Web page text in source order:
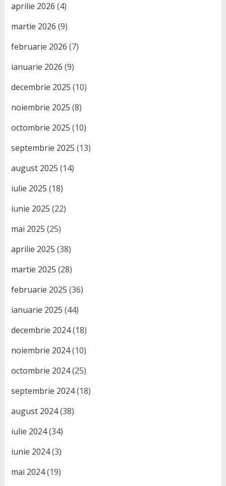
aprilie 2026 (4)
martie 2026 (9)
februarie 2026 (7)
ianuarie 2026 (9)
decembrie 2025 (10)
noiembrie 2025 (8)
octombrie 2025 (10)
septembrie 2025 (13)
august 2025 (14)
iulie 2025 (18)
iunie 2025 (22)
mai 2025 (25)
aprilie 2025 (38)
martie 2025 (28)
februarie 2025 (36)
ianuarie 2025 (44)
decembrie 2024(18)
noiembrie 2024(10)
octombrie 2024(25)
septembrie 2024(18)
august 2024(38)
iulie 2024(34)
iunie 2024(3)
mai 2024(19)